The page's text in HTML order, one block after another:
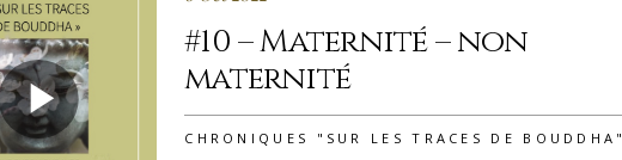
#10 – Maternité – non
maternité
CHRONIQUES "SUR LES TRACES DE BOUDDHA"